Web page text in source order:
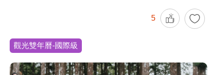
5
觀光雙年曆-國際級